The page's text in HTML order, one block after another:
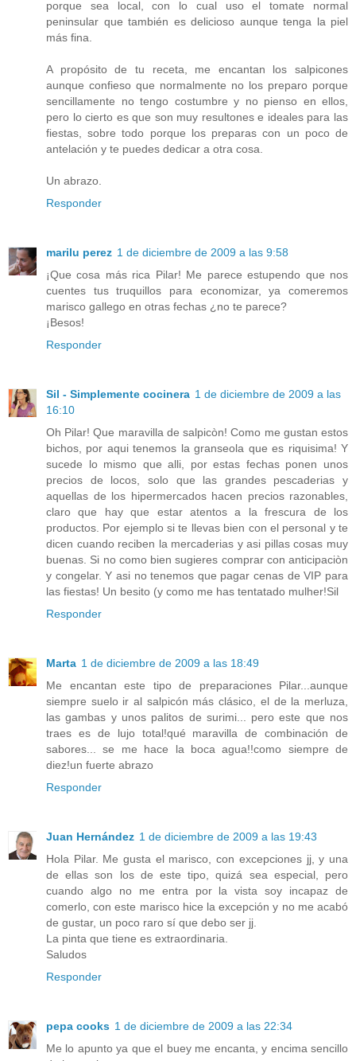
porque sea local, con lo cual uso el tomate normal
peninsular que también es delicioso aunque tenga la piel
más fina.
A propósito de tu receta, me encantan los salpicones
aunque confieso que normalmente no los preparo porque
sencillamente no tengo costumbre y no pienso en ellos,
pero lo cierto es que son muy resultones e ideales para las
fiestas, sobre todo porque los preparas con un poco de
antelación y te puedes dedicar a otra cosa.
Un abrazo.
Responder
marilu perez 1 de diciembre de 2009 a las 9:58
¡Que cosa más rica Pilar! Me parece estupendo que nos
cuentes tus truquillos para economizar, ya comeremos
marisco gallego en otras fechas ¿no te parece?
¡Besos!
Responder
Sil - Simplemente cocinera 1 de diciembre de 2009 a las
16:10
Oh Pilar! Que maravilla de salpicòn! Como me gustan estos
bichos, por aqui tenemos la granseola que es riquisima! Y
sucede lo mismo que alli, por estas fechas ponen unos
precios de locos, solo que las grandes pescaderias y
aquellas de los hipermercados hacen precios razonables,
claro que hay que estar atentos a la frescura de los
productos. Por ejemplo si te llevas bien con el personal y te
dicen cuando reciben la mercaderias y asi pillas cosas muy
buenas. Si no como bien sugieres comprar con anticipaciòn
y congelar. Y asi no tenemos que pagar cenas de VIP para
las fiestas! Un besito (y como me has tentatado mulher!Sil
Responder
Marta 1 de diciembre de 2009 a las 18:49
Me encantan este tipo de preparaciones Pilar...aunque
siempre suelo ir al salpicón más clásico, el de la merluza,
las gambas y unos palitos de surimi... pero este que nos
traes es de lujo total!qué maravilla de combinación de
sabores... se me hace la boca agua!!como siempre de
diez!un fuerte abrazo
Responder
Juan Hernández 1 de diciembre de 2009 a las 19:43
Hola Pilar. Me gusta el marisco, con excepciones jj, y una
de ellas son los de este tipo, quizá sea especial, pero
cuando algo no me entra por la vista soy incapaz de
comerlo, con este marisco hice la excepción y no me acabó
de gustar, un poco raro sí que debo ser jj.
La pinta que tiene es extraordinaria.
Saludos
Responder
pepa cooks 1 de diciembre de 2009 a las 22:34
Me lo apunto ya que el buey me encanta, y encima sencillo